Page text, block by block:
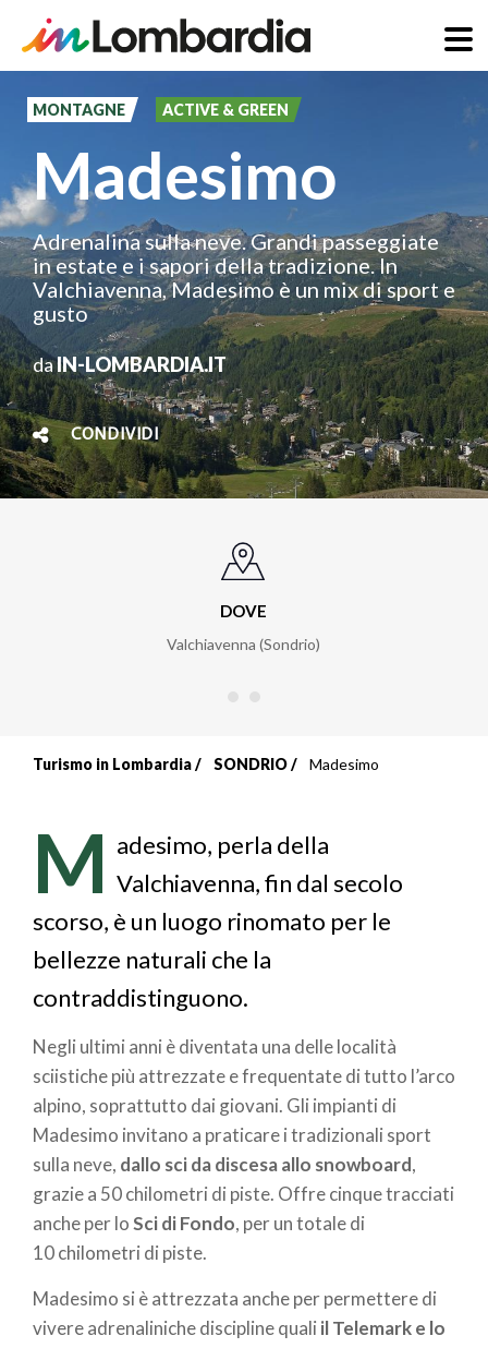
principale
MONTAGNE ACTIVE & GREEN
Madesimo
Adrenalina sulla neve. Grandi passeggiate
in estate e i sapori della tradizione. In
Valchiavenna, Madesimo è un mix di sport e
gusto
daIN-LOMBARDIA.IT
CONDIVIDI
DOVE
Valchiavenna (Sondrio)
di
pane
Turismo in Lombardia SONDRIO Madesimo
M adesimo, perla della
Valchiavenna, fin dal secolo
scorso, è un luogo rinomato per le
bellezze naturali che la
contraddistinguono.
Negli ultimi anni è diventata una delle località
sciistiche più attrezzate e frequentate di tutto l’arco
alpino, soprattutto dai giovani. Gli impianti di
Madesimo invitano a praticare i tradizionali sport
sulla neve, dallo sci da discesa allo snowboard,
grazie a 50 chilometri di piste. Offre cinque tracciati
anche per loSci di Fondo, per un totale di
10 chilometri di piste.
Madesimo si è attrezzata anche per permettere di
vivere adrenaliniche discipline quali il Telemark e lo